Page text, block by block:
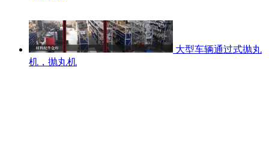
大型车辆通过式抛丸
机，抛丸机